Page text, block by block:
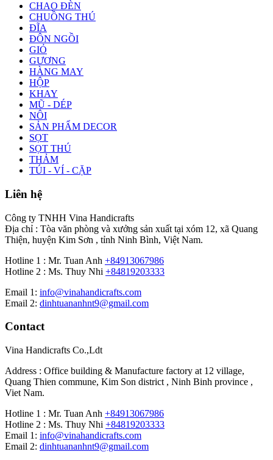
CHAO ĐÈN
CHUỒNG THÚ
ĐĨA
ĐÔN NGỒI
GIỎ
GƯƠNG
HÀNG MAY
HỘP
KHAY
MŨ - DÉP
NÔI
SẢN PHẨM DECOR
SỌT
SỌT THÚ
THẢM
TÚI - VÍ - CẶP
Liên hệ
Công ty TNHH Vina Handicrafts
Địa chỉ : Tòa văn phòng và xưởng sản xuất tại xóm 12, xã Quang
Thiện, huyện Kim Sơn , tỉnh Ninh Bình, Việt Nam.
Hotline 1 : Mr. Tuan Anh +84913067986
Hotline 2 : Ms. Thuy Nhi +84819203333
Email 1: info@vinahandicrafts.com
Email 2: dinhtuananhnt9@gmail.com
Contact
Vina Handicrafts Co.,Ldt
Address : Office building & Manufacture factory at 12 village,
Quang Thien commune, Kim Son district , Ninh Binh province ,
Viet Nam.
Hotline 1 : Mr. Tuan Anh +84913067986
Hotline 2 : Ms. Thuy Nhi +84819203333
Email 1: info@vinahandicrafts.com
Email 2: dinhtuananhnt9@gmail.com